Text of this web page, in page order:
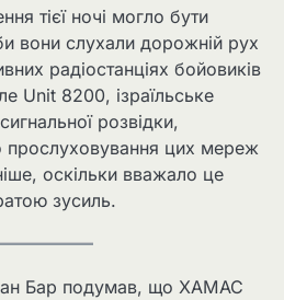
тієї ночі могло бути
вони слухали дорожній рух
радіостанціях бойовиків
Unit 8200, ізраїльське
розвідки,
прослуховування цих мереж
оскільки вважало це
зусиль.
пан Бар подумав, що ХАМАС